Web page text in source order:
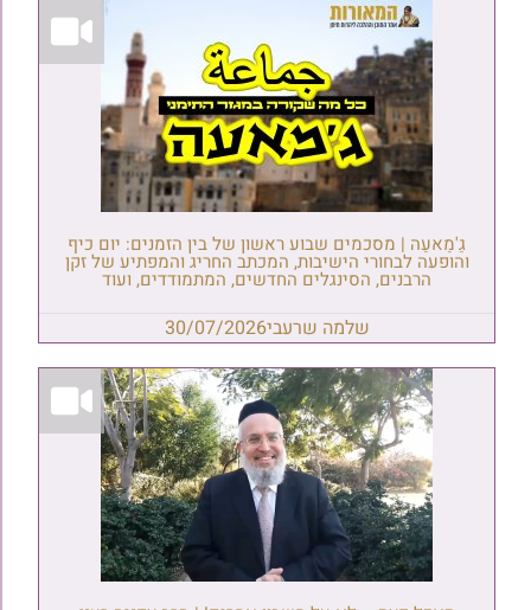
גַ'מַאעַה | מסכמים שבוע ראשון של בין הזמנים: יום כיף
והופעה לבחורי הישיבות, המכתב החריג והמפתיע של זקן
הרבנים, הסינגלים החדשים, המתמודדים, ועוד
שלמה שרעבי30/07/2026